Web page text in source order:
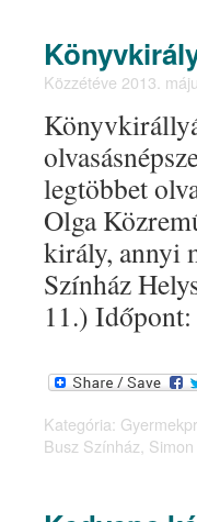
Közzétéve 2013.
legtöbbet
Olga
király, annyi
Színház
11.)
Kategória:
Busz Színház,